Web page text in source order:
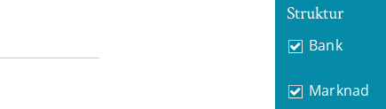
Struktur
Bank
Marknad